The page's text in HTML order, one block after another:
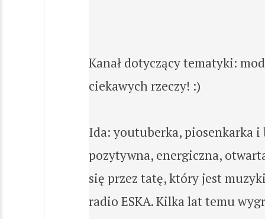
Kanał dotyczący tematyki:
ciekawych rzeczy! :)
Ida: youtuberka, piosenkarka i
pozytywna, energiczna,
się przez tatę, który jest
radio ESKA. Kilka lat temu